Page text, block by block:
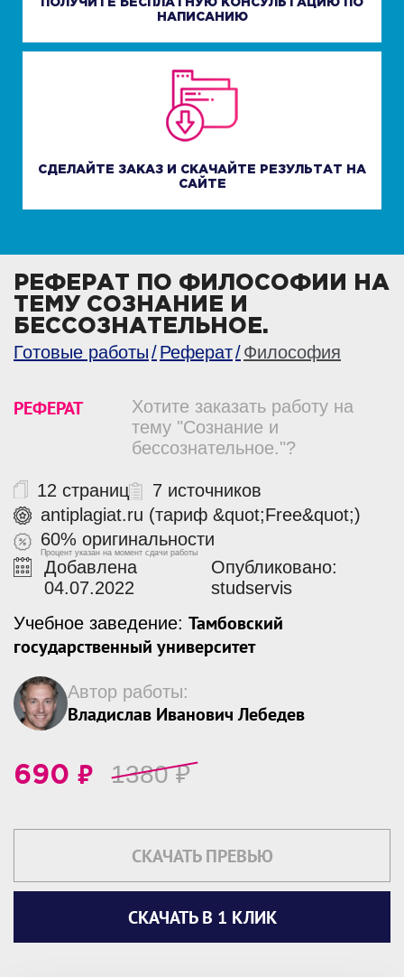
ПОЛУЧИТЕ БЕСПЛАТНУЮ КОНСУЛЬТАЦИЮ ПО
НАПИСАНИЮ
СДЕЛАЙТЕ ЗАКАЗ И СКАЧАЙТЕ РЕЗУЛЬТАТ НА
САЙТЕ
РЕФЕРАТ ПО ФИЛОСОФИИ НА
ТЕМУ СОЗНАНИЕ И
БЕССОЗНАТЕЛЬНОЕ.
Готовые работы
Реферат Философия
РЕФЕРАТ
Хотите заказать работу на
тему "Сознание и
бессознательное."?
12 страниц
7 источников
antiplagiat.ru (тариф &quot;Free&quot;)
60% оригинальности
Процент указан на момент сдачи работы
Добавлена
04.07.2022
Опубликовано:
studservis
Учебное заведение: Тамбовский
государственный университет
Автор работы:
Владислав Иванович Лебедев
690 ₽ 1380₽
СКАЧАТЬ ПРЕВЬЮ
СКАЧАТЬ В 1 КЛИК